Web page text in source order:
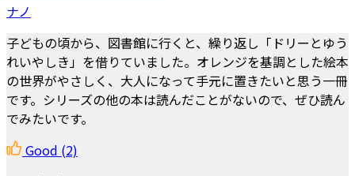
ナノ
子どもの頃から、図書館に行くと、繰り返し「ドリーとゆう
れいやしき」を借りていました。オレンジを基調とした絵本
の世界がやさしく、大人になって手元に置きたいと思う一冊
です。シリーズの他の本は読んだことがないので、ぜひ読ん
でみたいです。
Good (2)